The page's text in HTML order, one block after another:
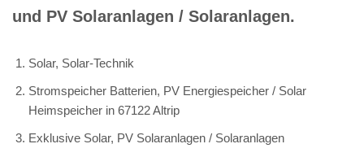
und PV Solaranlagen / Solaranlagen.
Solar, Solar-Technik
Stromspeicher Batterien, PV Energiespeicher / Solar
Heimspeicher in 67122 Altrip
Exklusive Solar, PV Solaranlagen / Solaranlagen